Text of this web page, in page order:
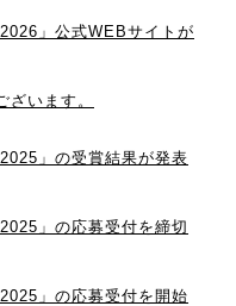
」公式WEBサイトが
ざいます。
」の受賞結果が発表
」の応募受付を締切
」の応募受付を開始